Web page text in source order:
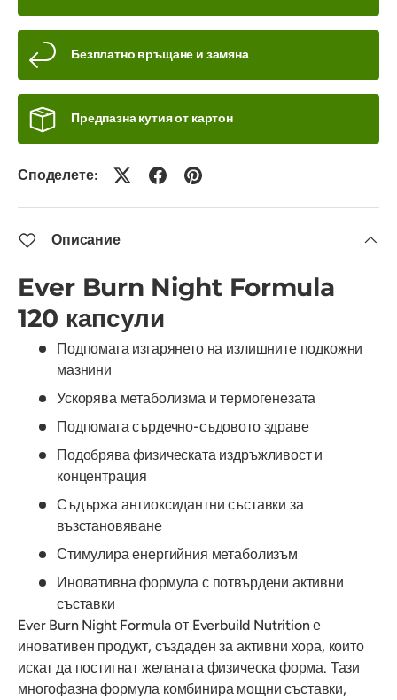
Безплатно връщане и замяна
Предпазна кутия от картон
Споделете:
Описание
Ever Burn Night Formula
120 капсули
Подпомага изгарянето на излишните подкожни
мазнини
Ускорява метаболизма и термогенезата
Подпомага сърдечно-съдовото здраве
Подобрява физическата издръжливост и
концентрация
Съдържа антиоксидантни съставки за
възстановяване
Стимулира енергийния метаболизъм
Иновативна формула с потвърдени активни
съставки
Ever Burn Night Formula от Everbuild Nutrition е
иновативен продукт, създаден за активни хора, които
искат да постигнат желаната физическа форма. Тази
многофазна формула комбинира мощни съставки,